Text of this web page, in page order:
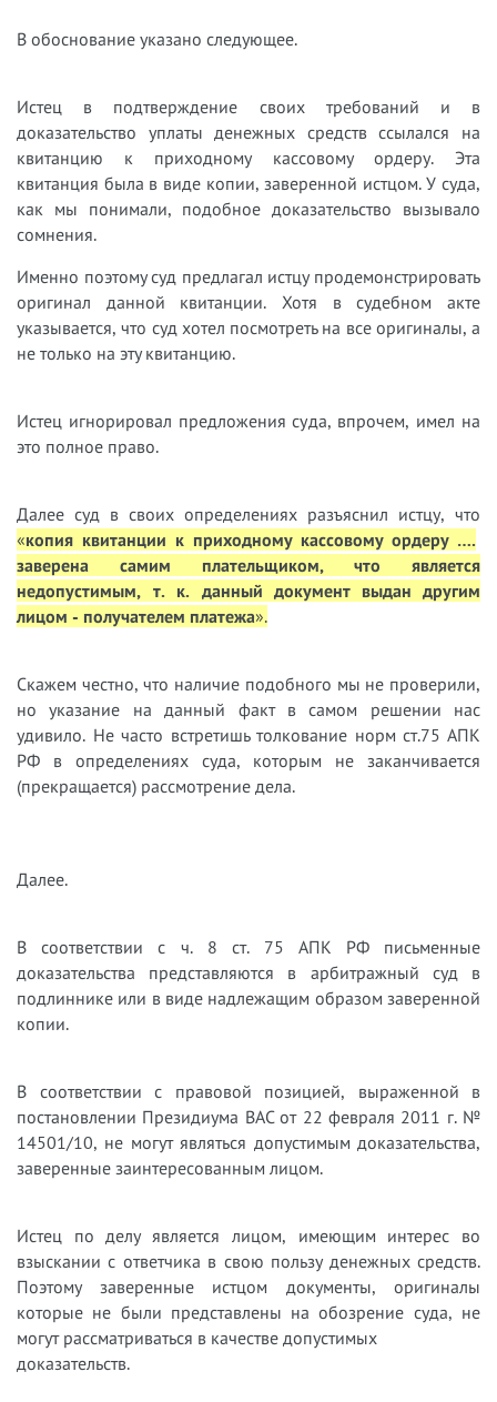
В обоснование указано следующее.
Истец в подтверждение своих требований и в
доказательство уплаты денежных средств ссылался на
квитанцию к приходному кассовому ордеру. Эта
квитанция была в виде копии, заверенной истцом. У суда,
как мы понимали, подобное доказательство вызывало
сомнения.
Именно поэтому суд предлагал истцу продемонстрировать
оригинал данной квитанции. Хотя в судебном акте
указывается, что суд хотел посмотреть на все оригиналы, а
не только на эту квитанцию.
Истец игнорировал предложения суда, впрочем, имел на
это полное право.
Далее суд в своих определениях разъяснил истцу, что
«копия квитанции к приходному кассовому ордеру ….
заверена самим плательщиком, что является
недопустимым, т. к. данный документ выдан другим
лицом - получателем платежа».
Скажем честно, что наличие подобного мы не проверили,
но указание на данный факт в самом решении нас
удивило. Не часто встретишь толкование норм ст.75 АПК
РФ в определениях суда, которым не заканчивается
(прекращается) рассмотрение дела.
Далее.
В соответствии с ч. 8 ст. 75 АПК РФ письменные
доказательства представляются в арбитражный суд в
подлиннике или в виде надлежащим образом заверенной
копии.
В соответствии с правовой позицией, выраженной в
постановлении Президиума ВАС от 22 февраля 2011 г. №
14501/10, не могут являться допустимым доказательства,
заверенные заинтересованным лицом.
Истец по делу является лицом, имеющим интерес во
взыскании с ответчика в свою пользу денежных средств.
Поэтому заверенные истцом документы, оригиналы
которые не были представлены на обозрение суда, не
могут рассматриваться в качестве допустимых
доказательств.